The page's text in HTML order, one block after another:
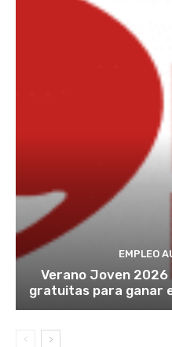
EMPLEO
Verano Joven 2026
gratuitas para ganar